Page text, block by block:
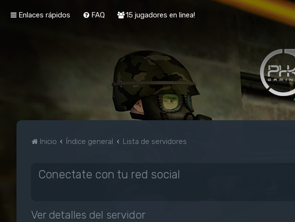
Enlaces rápidos FAQ 15 jugadores en linea!
Inicio Índice general Lista de servidores
Conectate con tu red social
Ver detalles del servidor